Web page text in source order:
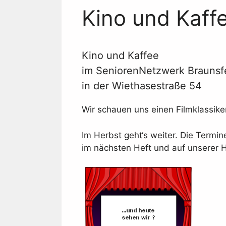
Kino und
Kino und Kaffee
im SeniorenNetzwerk
in der Wiethasestraße 54
Wir schauen uns einen
Im Herbst geht‘s weiter. Die
im nächsten Heft und auf unserer